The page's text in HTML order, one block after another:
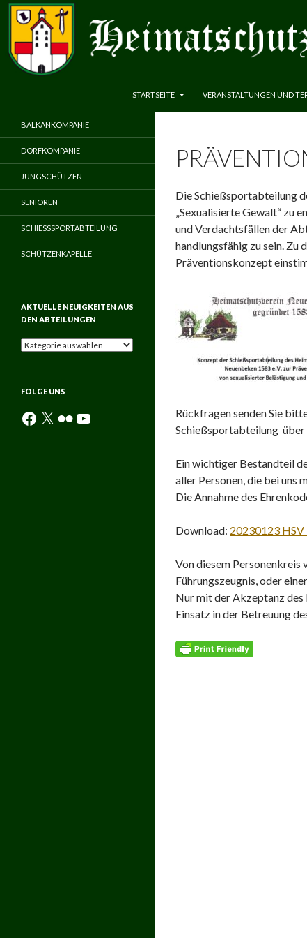
Heimatschutzverein Neuenbeken 1583 e.V.
STARTSEITE
VERANSTALTUNGEN UND
Die Schießsportabteilung
„Sexualisierte Gewalt“ zu
und Verdachtsfällen der
handlungsfähig zu sein. Zu
Präventionskonzept
Rückfragen senden Sie
Schießsportabteilung über
Ein wichtiger Bestandteil
aller Personen, die bei uns
Die Annahme des
Download: 20230123 HSV
Von diesem
Führungszeugnis, oder
Nur mit der Akzeptanz
Einsatz in der Betreuung
BALKANKOMPANIE
DORFKOMPANIE
JUNGSCHÜTZEN
SENIOREN
SCHIESSSPORTABTEILUNG
SCHÜTZENKAPELLE
AKTUELLE NEUIGKEITEN AUS
DEN ABTEILUNGEN
Aktuelle
Abteilungen
FOLGE UNS
Facebook
X FlickrYouTube